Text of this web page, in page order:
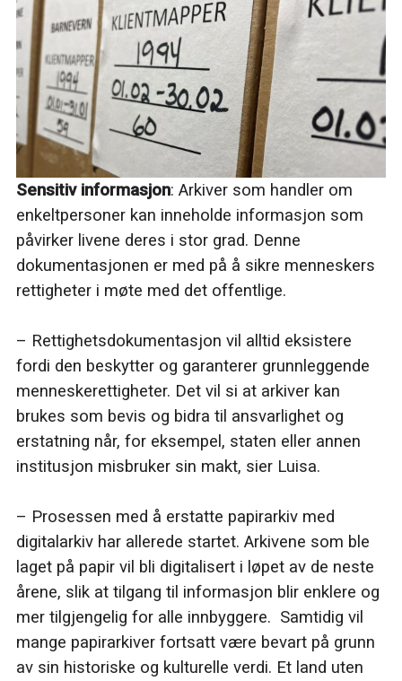
Sensitiv informasjon: Arkiver som handler om
enkeltpersoner kan inneholde informasjon som
påvirker livene deres i stor grad. Denne
dokumentasjonen er med på å sikre menneskers
rettigheter i møte med det offentlige.
– Rettighetsdokumentasjon vil alltid eksistere
fordi den beskytter og garanterer grunnleggende
menneskerettigheter. Det vil si at arkiver kan
brukes som bevis og bidra til ansvarlighet og
erstatning når, for eksempel, staten eller annen
institusjon misbruker sin makt, sier Luisa.
– Prosessen med å erstatte papirarkiv med
digitalarkiv har allerede startet. Arkivene som ble
laget på papir vil bli digitalisert i løpet av de neste
årene, slik at tilgang til informasjon blir enklere og
mer tilgjengelig for alle innbyggere. Samtidig vil
mange papirarkiver fortsatt være bevart på grunn
av sin historiske og kulturelle verdi. Et land uten